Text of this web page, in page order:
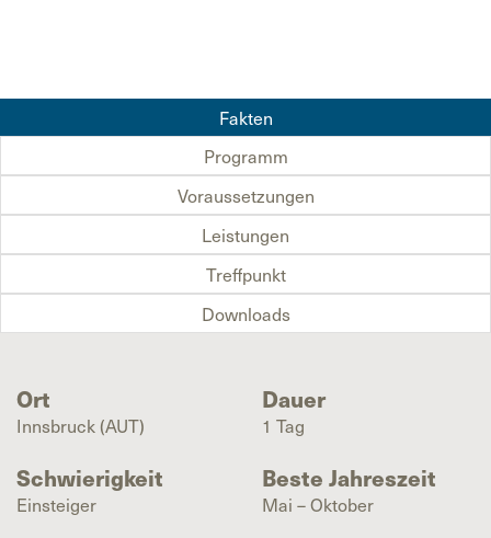
Fakten
Programm
Voraussetzungen
Leistungen
Treffpunkt
Downloads
Ort
Innsbruck (AUT)
Dauer
1 Tag
Schwierigkeit
Einsteiger
Beste Jahreszeit
Mai – Oktober